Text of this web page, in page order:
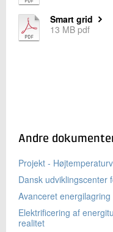
Smart grid
13 MB pdf
Andre
Projekt -
Dansk udviklingscenter
Avanceret
Elektrificering af
realitet